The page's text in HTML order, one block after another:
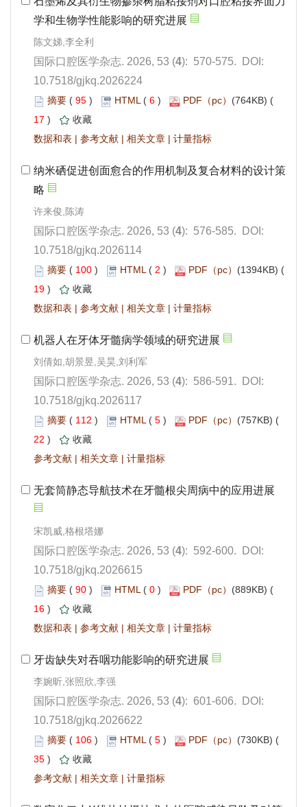
): 570-575. DOI:
10.7518/gjkq.2026224
95 ) 6 )
17 )
|
| |
): 576-585. DOI:
10.7518/gjkq.2026114
100 ) 2 )
19 )
|
| |
): 586-591. DOI:
10.7518/gjkq.2026117
112 ) 5 )
22 )
|
|
): 592-600. DOI:
10.7518/gjkq.2026615
90 ) 0 )
16 )
|
| |
): 601-606. DOI:
10.7518/gjkq.2026622
106 ) 5 )
35 )
|
|